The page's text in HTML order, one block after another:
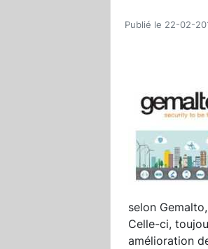
Publié le 22-02-
selon
Celle-ci,
amélioration